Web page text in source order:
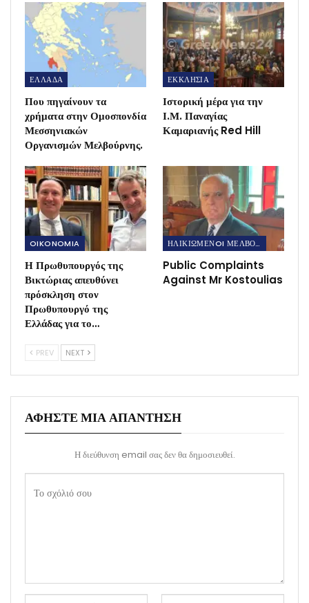
ΕΛΛΑΔΑ
Που πηγαίνουν τα
χρήματα στην Ομοσπονδία
Μεσσηνιακών
Οργανισμών Μελβούρνης.
ΕΚΚΛΗΣΙΑ
Ιστορική μέρα για την
Ι.Μ. Παναγίας
Καμαριανής Red Hill
OIKONOMIA
Η Πρωθυπουργός της
Βικτώριας απευθύνει
πρόσκληση στον
Πρωθυπουργό της
Ελλάδας για το…
ΗΛΙΚΙΩΜΕΝOI ΜΕΛΒΟΥΡΝΗΣ
Public Complaints
Against Mr Kostoulias
PREV NEXT
ΑΦΉΣΤΕ ΜΙΑ ΑΠΆΝΤΗΣΗ
Η διεύθυνση email σας δεν θα δημοσιευθεί.